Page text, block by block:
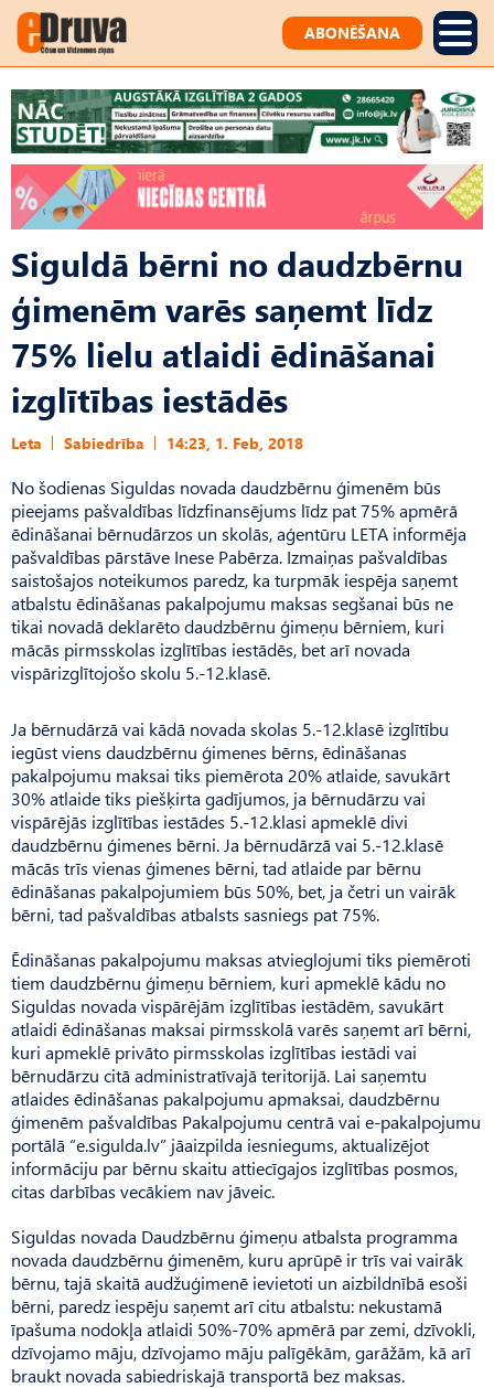
ABONĒŠANA
Siguldā bērni no daudzbērnu
ģimenēm varēs saņemt līdz
75% lielu atlaidi ēdināšanai
izglītības iestādēs
Leta Sabiedrība 14:23, 1. Feb, 2018
No šodienas Siguldas novada daudzbērnu ģimenēm būs
pieejams pašvaldības līdzfinansējums līdz pat 75% apmērā
ēdināšanai bērnudārzos un skolās, aģentūru LETA informēja
pašvaldības pārstāve Inese Pabērza. Izmaiņas pašvaldības
saistošajos noteikumos paredz, ka turpmāk iespēja saņemt
atbalstu ēdināšanas pakalpojumu maksas segšanai būs ne
tikai novadā deklarēto daudzbērnu ģimeņu bērniem, kuri
mācās pirmsskolas izglītības iestādēs, bet arī novada
vispārizglītojošo skolu 5.-12.klasē.
Ja bērnudārzā vai kādā novada skolas 5.-12.klasē izglītību
iegūst viens daudzbērnu ģimenes bērns, ēdināšanas
pakalpojumu maksai tiks piemērota 20% atlaide, savukārt
30% atlaide tiks piešķirta gadījumos, ja bērnudārzu vai
vispārējās izglītības iestādes 5.-12.klasi apmeklē divi
daudzbērnu ģimenes bērni. Ja bērnudārzā vai 5.-12.klasē
mācās trīs vienas ģimenes bērni, tad atlaide par bērnu
ēdināšanas pakalpojumiem būs 50%, bet, ja četri un vairāk
bērni, tad pašvaldības atbalsts sasniegs pat 75%.
Ēdināšanas pakalpojumu maksas atvieglojumi tiks piemēroti
tiem daudzbērnu ģimeņu bērniem, kuri apmeklē kādu no
Siguldas novada vispārējām izglītības iestādēm, savukārt
atlaidi ēdināšanas maksai pirmsskolā varēs saņemt arī bērni,
kuri apmeklē privāto pirmsskolas izglītības iestādi vai
bērnudārzu citā administratīvajā teritorijā. Lai saņemtu
atlaides ēdināšanas pakalpojumu apmaksai, daudzbērnu
ģimenēm pašvaldības Pakalpojumu centrā vai e-pakalpojumu
portālā “e.sigulda.lv” jāaizpilda iesniegums, aktualizējot
informāciju par bērnu skaitu attiecīgajos izglītības posmos,
citas darbības vecākiem nav jāveic.
Siguldas novada Daudzbērnu ģimeņu atbalsta programma
novada daudzbērnu ģimenēm, kuru aprūpē ir trīs vai vairāk
bērnu, tajā skaitā audžuģimenē ievietoti un aizbildnībā esoši
bērni, paredz iespēju saņemt arī citu atbalstu: nekustamā
īpašuma nodokļa atlaidi 50%-70% apmērā par zemi, dzīvokli,
dzīvojamo māju, dzīvojamo māju palīgēkām, garāžām, kā arī
braukt novada sabiedriskajā transportā bez maksas.